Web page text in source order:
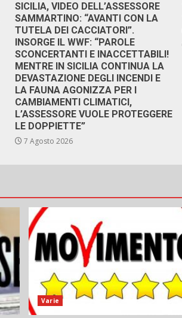
SICILIA, VIDEO DELL’ASSESSORE
SAMMARTINO: “AVANTI CON LA
TUTELA DEI CACCIATORI”.
INSORGE IL WWF: “PAROLE
SCONCERTANTI E INACCETTABILI!
MENTRE IN SICILIA CONTINUA LA
DEVASTAZIONE DEGLI INCENDI E
LA FAUNA AGONIZZA PER I
CAMBIAMENTI CLIMATICI,
L’ASSESSORE VUOLE PROTEGGERE
LE DOPPIETTE”
7 Agosto 2026
Varie